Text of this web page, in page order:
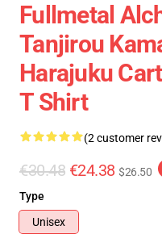
Fullmetal
Tanjirou
Harajuku
T Shirt
(2 customer
€30.48 €24.38 $26.50
Type
Unisex